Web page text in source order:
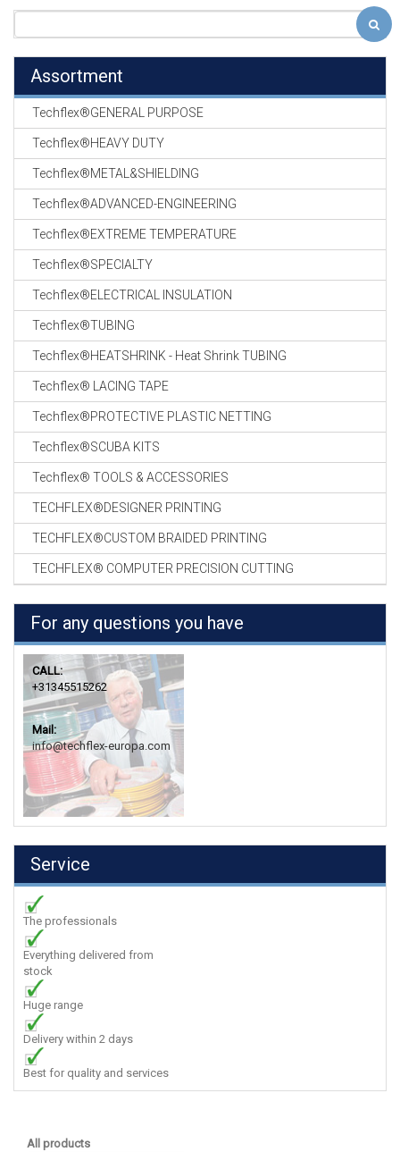
Assortment
Techflex®GENERAL PURPOSE
Techflex®HEAVY DUTY
Techflex®METAL&SHIELDING
Techflex®ADVANCED-ENGINEERING
Techflex®EXTREME TEMPERATURE
Techflex®SPECIALTY
Techflex®ELECTRICAL INSULATION
Techflex®TUBING
Techflex®HEATSHRINK - Heat Shrink TUBING
Techflex® LACING TAPE
Techflex®PROTECTIVE PLASTIC NETTING
Techflex®SCUBA KITS
Techflex® TOOLS & ACCESSORIES
TECHFLEX®DESIGNER PRINTING
TECHFLEX®CUSTOM BRAIDED PRINTING
TECHFLEX® COMPUTER PRECISION CUTTING
For any questions you have
CALL:
+31345515262
Mail:
info@techflex-europa.com
Service
The professionals
Everything delivered from
stock
Huge range
Delivery within 2 days
Best for quality and services
All products